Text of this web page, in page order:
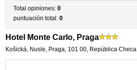
Total opiniones:0
puntuación total:0
Hotel Monte Carlo, Praga
Košická, Nusle, Praga, 101 00, República Checa